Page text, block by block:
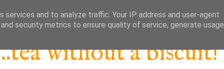
without a biscuit!
and to analyze traffic. Your IP address and user-agent
security metrics to ensure quality of service, generate usage